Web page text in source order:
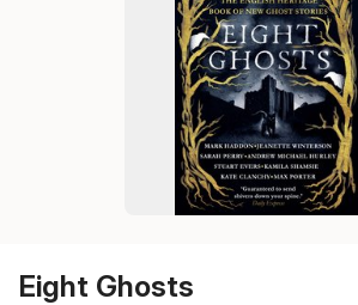
Eight Ghosts